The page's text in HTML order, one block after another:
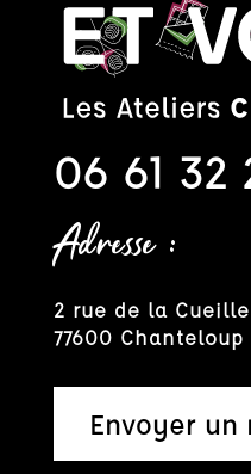
06 61 32
Adresse :
2 rue de la
77600
Envoyer un